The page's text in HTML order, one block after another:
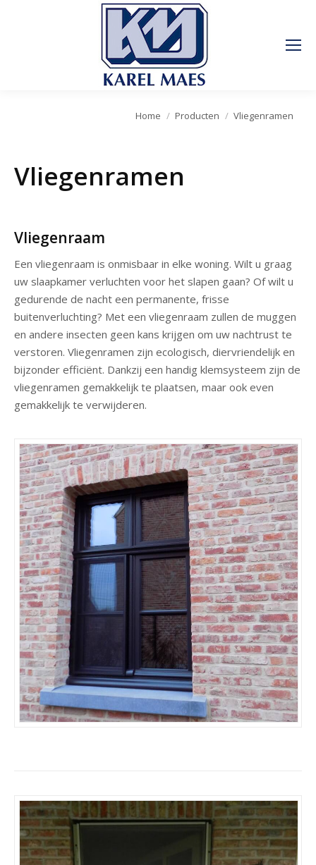
Je bent hier:
Home Producten Vliegenramen
Vliegenramen
Vliegenraam
Een vliegenraam is onmisbaar in elke woning. Wilt u graag
uw slaapkamer verluchten voor het slapen gaan? Of wilt u
gedurende de nacht een permanente, frisse
buitenverluchting? Met een vliegenraam zullen de muggen
en andere insecten geen kans krijgen om uw nachtrust te
verstoren. Vliegenramen zijn ecologisch, diervriendelijk en
bijzonder efficiënt. Dankzij een handig klemsysteem zijn de
vliegenramen gemakkelijk te plaatsen, maar ook even
gemakkelijk te verwijderen.